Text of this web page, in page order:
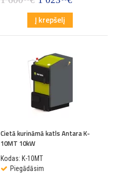
Į krepšelį
Cietā kurināmā katls Antara K-
10MT 10kW
Kodas: K-10MT
Piegādāsim